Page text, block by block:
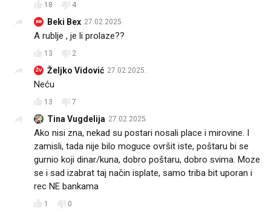
18 4
BB Beki Bex 27.02.2025.
A rublje , je li prolaze??
13 2
ŽV Željko Vidović 27.02.2025.
Neću
13 7
Tina Vugdelija 27.02.2025.
Ako nisi zna, nekad su postari nosali place i mirovine. I
zamisli, tada nije bilo moguce ovršit iste, poštaru bi se
gurnio koji dinar/kuna, dobro poštaru, dobro svima. Moze
se i sad izabrat taj način isplate, samo triba bit uporan i
rec NE bankama
1 0